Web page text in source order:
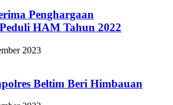
Penghargaan
HAM Tahun 2022
2023
Beltim Beri Himbauan